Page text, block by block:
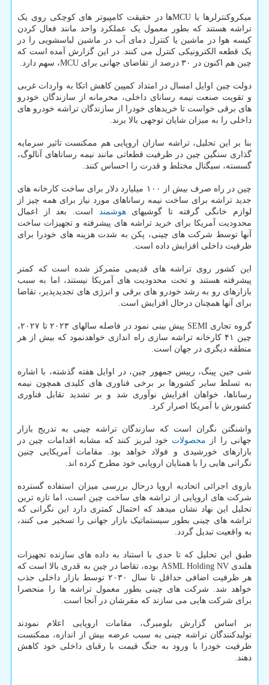
میکروکنترلرها یا MCUها در حقیقت کامپیوتر های کوچکی روی یک
تراشه هستند که بطور معمول یک عملکرد واحد مانند فعال کردن
کیسه هوا در ماشین یا کنترل دمای آب در ماشین لباسشویی را در
یک قطعه الکترونیکی کنترل می کنند. در این گزارش آمده است که
چین هم اکنون در ۳۰ درصد از تقاضای جهانی برای MCU، سهم دارد.
دولت چین اوایل امسال در امتداد کمپین کاهش اتکا به واردات غربی
و تقویت صنعت نیمه رسانای داخلی، محرمانه از سازندگان خودرو
های برقی خواست تا خریدهای خودرا از سازندگان تراشه خودرو های
داخلی را به میزان شایان توجهی بالا برند.
بنا بر این تحلیل، تراشه سازان اروپایی هم ممکنست تاثیر سرمایه
گذاری سنگین چین در ظرفیت قطعاتی مانند نیمه رساناهای آنالوگ،
گسسته، سیگنال مختلط و قدرت را احساس کنند.
چین در راه صرف بیش از ۱۰۰ میلیارد دلار برای ساخت کارخانه های
جدید تراشه برای ساخت نیمه رساناهای مورد نیاز برای همه چیز از
لوازم خانگی گرفته تا گوشیهایهوشمند است. بعد از اعمال
محدودیت آمریکا برای خرید تراشه های پیشرفته و تجهیزات ساخت
آنها توسط شرکت های چینی، پکن به شدت هزینه های خودرا برای
ظرفیت داخلی افزایش داده است.
این کشور روی تراشه های قدیمی متمرکز شده است که کمتر
پیشرفته هستند و تحت محدودیت های آمریکا نیستند، اما به سبب
بازارهای رو به رشد خودرو های برقی و انرژی های تجدیدپذیر، تقاضا
برای آنها همچنان درحال افزایش است.
گروه تجاری SEMI پیش بینی نمود در فاصله سالهای ۲۰۲۳ تا ۲۰۲۷،
چین ۴۱ کارخانه تراشه سازی راه اندازی خواهدنمود که بیش از هر
منطقه دیگری در جهان است.
شی جین پینگ، رییس جمهور چین، در اوایل هفته گذشته، با اشاره
به تسلط سایر کشورها بر برخی فناوری های کلیدی همچون نیمه
رساناها، خواهان افزایش نوآوری شد و بر تشدید تقابل فناوری
کشورش با آمریکا اصرار کرد.
واشنگتن نگران است که سازندگان تراشه چینی به تدریج بازار
جهانی را از محصولات خود لبریز کنند که مشابه اقدامات چین در
بازارهای خورشیدی و فولاد خواهد بود. مقامات آمریکایی چنین
نگرانی هایی را با همتایان اروپایی خود مطرح کرده اند.
بازوی اجرائی اتحادیه اروپا درحال بررسی میزان استفاده گسترده
شرکت های اروپایی از تراشه های ساخت چین است، اما تازه ترین
تحلیل این نهاد نشان میدهد که احتمال کمتری دارد این نگرانی که
تراشه های چینی بطور سیستماتیک بازار جهانی را تسخیر می کنند،
به واقعیت تبدیل گردد.
طبق این تحلیل که تا حدی با استناد به داده های سازنده تجهیزات
هلندی ASML Holding NV بوده، تقاضا در چین به قدری بالا است که
هر ظرفیت اضافی حداقل تا سال ۲۰۳۰ توسط بازار داخلی جذب
خواهد شد. شرکت های چینی بطور معمول تراشه ها را منحصرا
برای شرکت هایی می سازند که مقرشان در آنجا است.
بر اساس گزارش بلومبرگ، مقامات اروپایی اعلام نمودند
تولیدکنندگان تراشه چینی به سبب عرضه بیش از اندازه، ممکنست
ظرفیت خودرا با ورود به جنگ قیمت با رقبای داخلی خود کاهش
دهند.